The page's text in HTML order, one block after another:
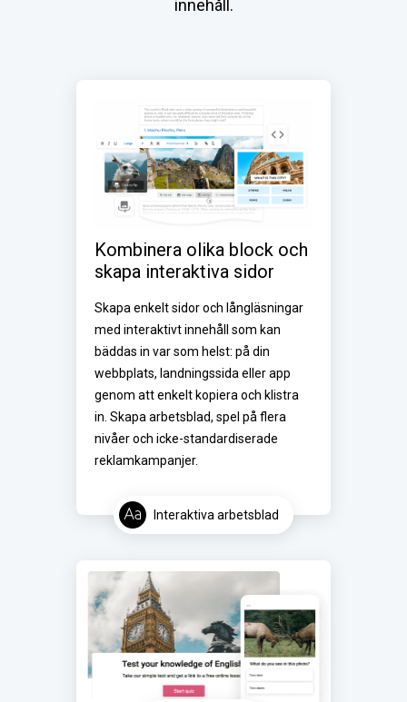
innehåll.
Kombinera olika block och
skapa interaktiva sidor
Skapa enkelt sidor och långläsningar
med interaktivt innehåll som kan
bäddas in var som helst: på din
webbplats, landningssida eller app
genom att enkelt kopiera och klistra
in. Skapa arbetsblad, spel på flera
nivåer och icke-standardiserade
reklamkampanjer.
Interaktiva arbetsblad